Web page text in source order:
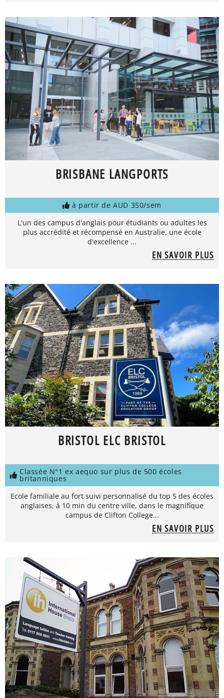
BRISBANE LANGPORTS
à partir de AUD 350/sem
L'un des campus d'anglais pour étudiants ou adultes les
plus accrédité et récompensé en Australie, une école
d'excellence ...
EN SAVOIR PLUS
BRISTOL ELC BRISTOL
Classée N°1 ex aequo sur plus de 500 écoles
britanniques
Ecole familiale au fort suivi personnalisé du top 5 des écoles
anglaises, à 10 min du centre ville, dans le magnifique
campus de Clifton College...
EN SAVOIR PLUS